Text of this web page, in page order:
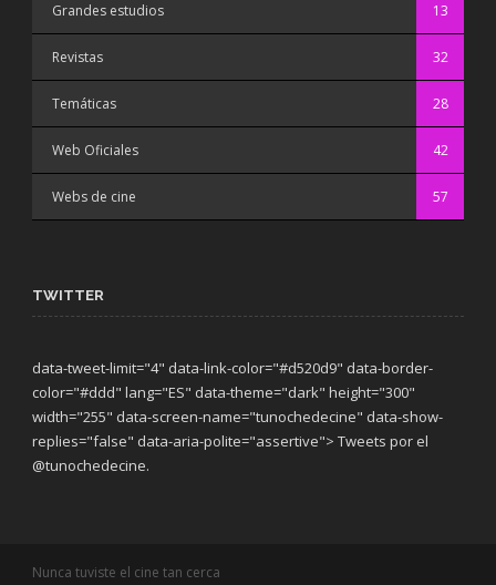
Grandes estudios 13
Revistas 32
Temáticas 28
Web Oficiales 42
Webs de cine 57
TWITTER
data-tweet-limit="4" data-link-color="#d520d9" data-border-
color="#ddd" lang="ES" data-theme="dark" height="300"
width="255" data-screen-name="tunochedecine" data-show-
replies="false" data-aria-polite="assertive"> Tweets por el
@tunochedecine.
Nunca tuviste el cine tan cerca